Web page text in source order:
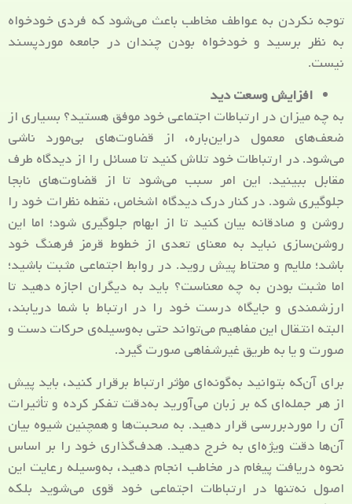
توجه نکردن به عواطف مخاطب باعث می‌شود که فردی خودخواه
به نظر برسید و خودخواه بودن چندان در جامعه موردپسند
نیست.
افزایش وسعت دید
به چه میزان در ارتباطات اجتماعی خود موفق هستید؟ بسیاری از
ضعف‌های معمول دراین‌باره، از قضاوت‌های بی‌مورد ناشی
می‌شود. در ارتباطات خود تلاش کنید تا مسائل را از دیدگاه طرف
مقابل ببینید. این امر سبب می‌شود تا از قضاوت‌های نابجا
جلوگیری شود. در کنار درک دیدگاه اشخاص، نقطه نظرات خود را
روشن و صادقانه بیان کنید تا از ابهام جلوگیری شود؛ اما این
روشن‌سازی نباید به معنای تعدی از خطوط قرمز فرهنگ خود
باشد؛ ملایم و محتاط پیش روید. در روابط اجتماعی مثبت باشید؛
اما مثبت بودن به چه معناست؟ باید به دیگران اجازه دهید تا
ارزشمندی و جایگاه درست خود را در ارتباط با شما دریابند،
البته انتقال این مفاهیم می‌تواند حتی به‌وسیله‌ی حرکات دست و
صورت و یا به طریق غیرشفاهی صورت گیرد.
برای آن‌که بتوانید به‌گونه‌ای مؤثر ارتباط برقرار کنید، باید پیش
از هر جمله‌ای که بر زبان می‌آورید به‌دقت تفکر کرده و تأثیرات
آن را موردبررسی قرار دهید. به صحبت‌ها و همچنین شیوه بیان
آن‌ها دقت ویژه‌ای به خرج دهید. هدف‌گذاری خود را بر اساس
نحوه دریافت پیغام در مخاطب انجام دهید، به‌وسیله رعایت این
اصول نه‌تنها در ارتباطات اجتماعی خود قوی می‌شوید بلکه